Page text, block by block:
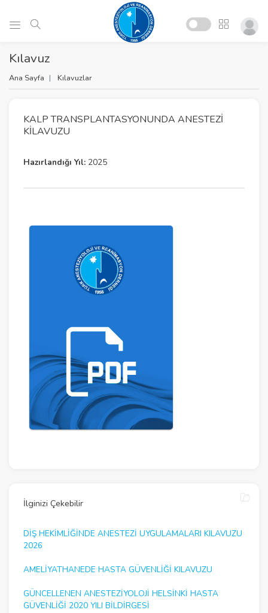
Kılavuz
Ana Sayfa Kılavuzlar
KALP TRANSPLANTASYONUNDA ANESTEZI
KILAVUZU
Hazırlandığı Yıl: 2025
İlginizi Çekebilir
DIŞ HEKIMLIĞINDE ANESTEZI UYGULAMALARI KILAVUZU
2026
AMELIYATHANEDE HASTA GÜVENLIĞI KILAVUZU
GÜNCELLENEN ANESTEZIYOLOJI HELSINKI HASTA
GÜVENLIĞI 2020 YILI BILDIRGESI